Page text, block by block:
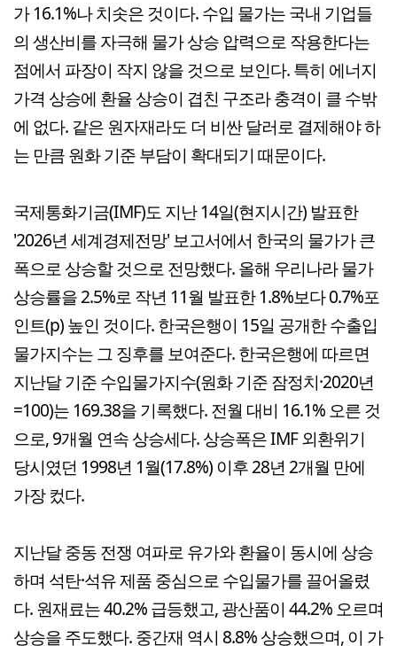
가 16.1%나 치솟은 것이다. 수입 물가는 국내 기업들
의 생산비를 자극해 물가 상승 압력으로 작용한다는
점에서 파장이 작지 않을 것으로 보인다. 특히 에너지
가격 상승에 환율 상승이 겹친 구조라 충격이 클 수밖
에 없다. 같은 원자재라도 더 비싼 달러로 결제해야 하
는 만큼 원화 기준 부담이 확대되기 때문이다.
국제통화기금(IMF)도 지난 14일(현지시간) 발표한
'2026년 세계경제전망' 보고서에서 한국의 물가가 큰
폭으로 상승할 것으로 전망했다. 올해 우리나라 물가
상승률을 2.5%로 작년 11월 발표한 1.8%보다 0.7%포
인트(p) 높인 것이다. 한국은행이 15일 공개한 수출입
물가지수는 그 징후를 보여준다. 한국은행에 따르면
지난달 기준 수입물가지수(원화 기준 잠정치·2020년
=100)는 169.38을 기록했다. 전월 대비 16.1% 오른 것
으로, 9개월 연속 상승세다. 상승폭은 IMF 외환위기
당시였던 1998년 1월(17.8%) 이후 28년 2개월 만에
가장 컸다.
지난달 중동 전쟁 여파로 유가와 환율이 동시에 상승
하며 석탄·석유 제품 중심으로 수입물가를 끌어올렸
다. 원재료는 40.2% 급등했고, 광산품이 44.2% 오르며
상승을 주도했다. 중간재 역시 8.8% 상승했으며, 이 가